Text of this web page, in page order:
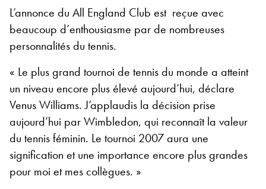
L’annonce du All England Club est reçue avec
beaucoup d’enthousiasme par de nombreuses
personnalités du tennis.
« Le plus grand tournoi de tennis du monde a atteint
un niveau encore plus élevé aujourd’hui, déclare
Venus Williams. J’applaudis la décision prise
aujourd’hui par Wimbledon, qui reconnaît la valeur
du tennis féminin. Le tournoi 2007 aura une
signification et une importance encore plus grandes
pour moi et mes collègues. »